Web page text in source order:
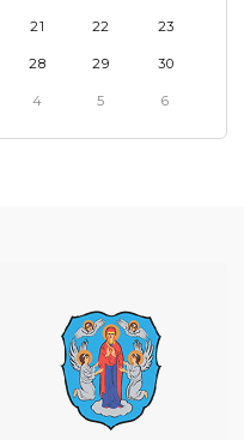
21 22 23
28 29 30
4 5 6